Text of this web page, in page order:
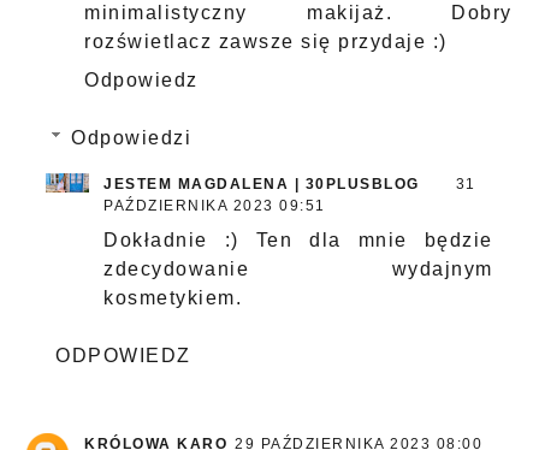
minimalistyczny makijaż. Dobry
rozświetlacz zawsze się przydaje :)
Odpowiedz
Odpowiedzi
JESTEM MAGDALENA | 30PLUSBLOG
31
PAŹDZIERNIKA 2023 09:51
Dokładnie :) Ten dla mnie będzie
zdecydowanie wydajnym
kosmetykiem.
ODPOWIEDZ
KRÓLOWA KARO 29 PAŹDZIERNIKA 2023 08:00